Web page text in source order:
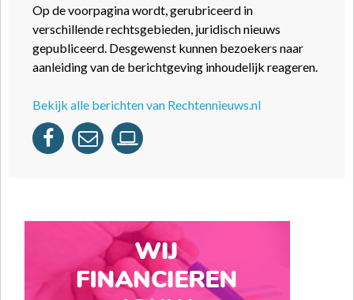
Op de voorpagina wordt, gerubriceerd in
verschillende rechtsgebieden, juridisch nieuws
gepubliceerd. Desgewenst kunnen bezoekers naar
aanleiding van de berichtgeving inhoudelijk reageren.
Bekijk alle berichten van Rechtennieuws.nl